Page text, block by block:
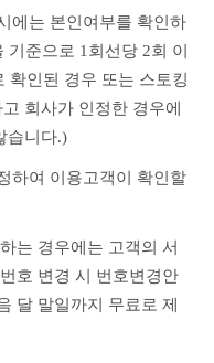
에는 본인여부를 확인하
준으로 1회선당 2회 이
확인된 경우 또는 스토킹
회사가 인정한 경우에
습니다.)
하여 이용고객이 확인할
는 경우에는 고객의 서
호 변경 시 번호변경안
달 말일까지 무료로 제